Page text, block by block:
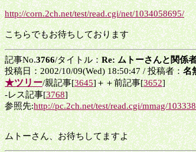
http://corn.2ch.net/test/read.cgi/net/1034058695/
こちらでもお待ちしております
記事No.3766/タイトル：Re: ムトーさんと関係
投稿日：2002/10/09(Wed) 18:50:47 / 投稿者：名
★ツリー/親記事[3645]＋＋前記事[3652]
-レス記事[3768]
参照先:http://pc.2ch.net/test/read.cgi/mmag/
ムトーさん、お待ちしてますよ